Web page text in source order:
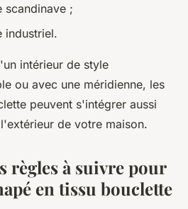
scandinave ;
industriel.
intérieur de style
ou avec une méridienne, les
peuvent s'intégrer aussi
de votre maison.
règles à suivre pour
en tissu bouclette